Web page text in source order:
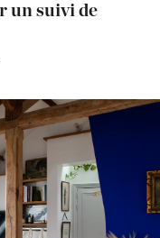
un suivi de